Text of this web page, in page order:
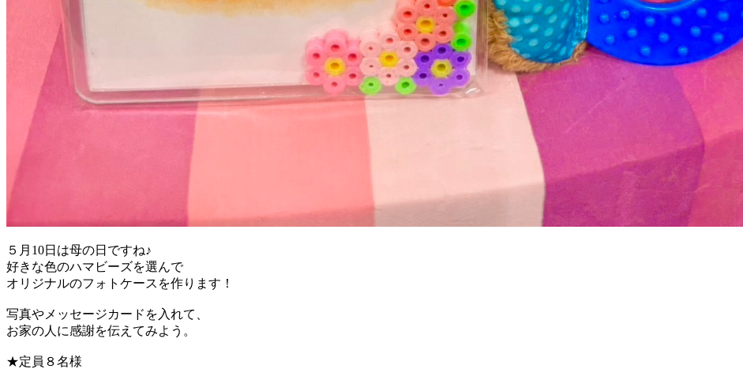
５月10日は母の日ですね♪
好きな色のハマビーズを選んで
オリジナルのフォトケースを作ります！
写真やメッセージカードを入れて、
お家の人に感謝を伝えてみよう。
★定員８名様